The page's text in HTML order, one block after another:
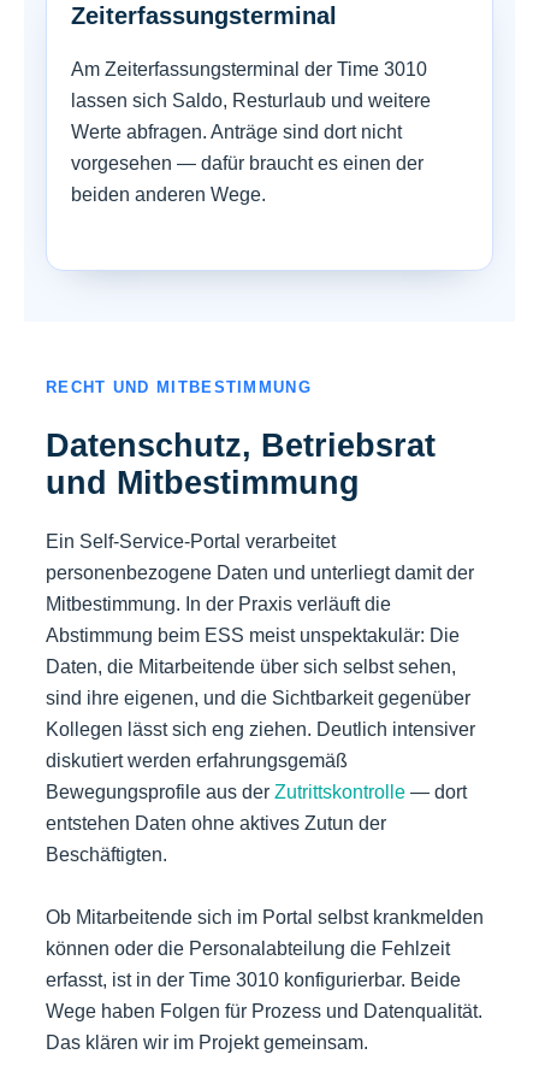
Zeiterfassungsterminal
Am Zeiterfassungsterminal der Time 3010
lassen sich Saldo, Resturlaub und weitere
Werte abfragen. Anträge sind dort nicht
vorgesehen — dafür braucht es einen der
beiden anderen Wege.
RECHT UND MITBESTIMMUNG
Datenschutz, Betriebsrat
und Mitbestimmung
Ein Self-Service-Portal verarbeitet
personenbezogene Daten und unterliegt damit der
Mitbestimmung. In der Praxis verläuft die
Abstimmung beim ESS meist unspektakulär: Die
Daten, die Mitarbeitende über sich selbst sehen,
sind ihre eigenen, und die Sichtbarkeit gegenüber
Kollegen lässt sich eng ziehen. Deutlich intensiver
diskutiert werden erfahrungsgemäß
Bewegungsprofile aus der Zutrittskontrolle — dort
entstehen Daten ohne aktives Zutun der
Beschäftigten.
Ob Mitarbeitende sich im Portal selbst krankmelden
können oder die Personalabteilung die Fehlzeit
erfasst, ist in der Time 3010 konfigurierbar. Beide
Wege haben Folgen für Prozess und Datenqualität.
Das klären wir im Projekt gemeinsam.